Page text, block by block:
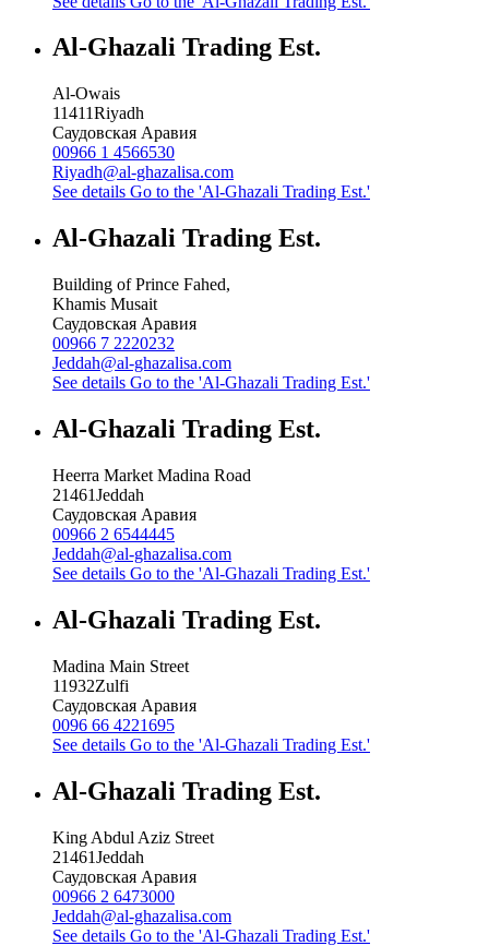
Al-Ghazali Trading Est.
Al-Owais
11411Riyadh
Саудовская Аравия
00966 1 4566530
Riyadh@al-ghazalisa.com
See details Go to the 'Al-Ghazali Trading Est.'
Al-Ghazali Trading Est.
Building of Prince Fahed,
Khamis Musait
Саудовская Аравия
00966 7 2220232
Jeddah@al-ghazalisa.com
See details Go to the 'Al-Ghazali Trading Est.'
Al-Ghazali Trading Est.
Heerra Market Madina Road
21461Jeddah
Саудовская Аравия
00966 2 6544445
Jeddah@al-ghazalisa.com
See details Go to the 'Al-Ghazali Trading Est.'
Al-Ghazali Trading Est.
Madina Main Street
11932Zulfi
Саудовская Аравия
0096 66 4221695
See details Go to the 'Al-Ghazali Trading Est.'
Al-Ghazali Trading Est.
King Abdul Aziz Street
21461Jeddah
Саудовская Аравия
00966 2 6473000
Jeddah@al-ghazalisa.com
See details Go to the 'Al-Ghazali Trading Est.'